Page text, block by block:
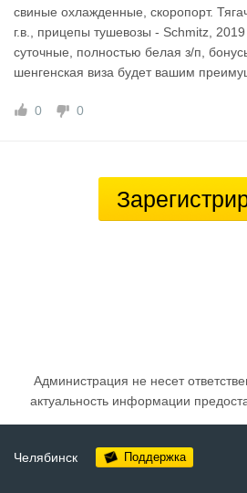
свиные охлажденные, скоропорт.
г.в., прицепы тушевозы - Schmitz,
суточные, полностью белая з/п,
шенгенская виза будет вашим
0 0
Администрация не несет
актуальность информации
Челябинск Поддержка